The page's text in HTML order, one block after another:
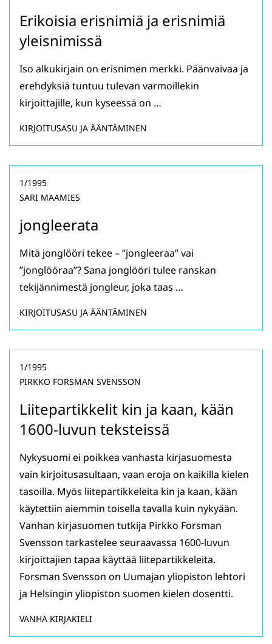
Erikoisia erisnimiä ja erisnimiä
yleisnimissä
Iso alkukirjain on erisnimen merkki. Päänvaivaa ja
erehdyksiä tuntuu tulevan varmoillekin
kirjoittajille, kun kyseessä on …
KIRJOITUSASU JA ÄÄNTÄMINEN
jongleerata
1/1995
SARI MAAMIES
Mitä jonglööri tekee – ”jongleeraa” vai
”jonglööraa”? Sana jonglööri tulee ranskan
tekijännimestä jongleur, joka taas …
KIRJOITUSASU JA ÄÄNTÄMINEN
Liitepartikkelit kin ja kaan, kään
1600-luvun teksteissä
1/1995
PIRKKO FORSMAN SVENSSON
Nykysuomi ei poikkea vanhasta kirjasuomesta
vain kirjoitusasultaan, vaan eroja on kaikilla kielen
tasoilla. Myös liitepartikkeleita kin ja kaan, kään
käytettiin aiemmin toisella tavalla kuin nykyään.
Vanhan kirjasuomen tutkija Pirkko Forsman
Svensson tarkastelee seuraavassa 1600-luvun
kirjoittajien tapaa käyttää liitepartikkeleita.
Forsman Svensson on Uumajan yliopiston lehtori
ja Helsingin yliopiston suomen kielen dosentti.
VANHA KIRJAKIELI